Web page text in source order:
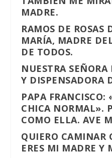
MADRE.
RAMOS DE ROSAS
MARÍA, MADRE
DE TODOS.
NUESTRA
Y DISPENSADORA
PAPA
CHICA NORMAL».
COMO ELLA. AVE
QUIERO CAMINAR
ERES MI MADRE Y